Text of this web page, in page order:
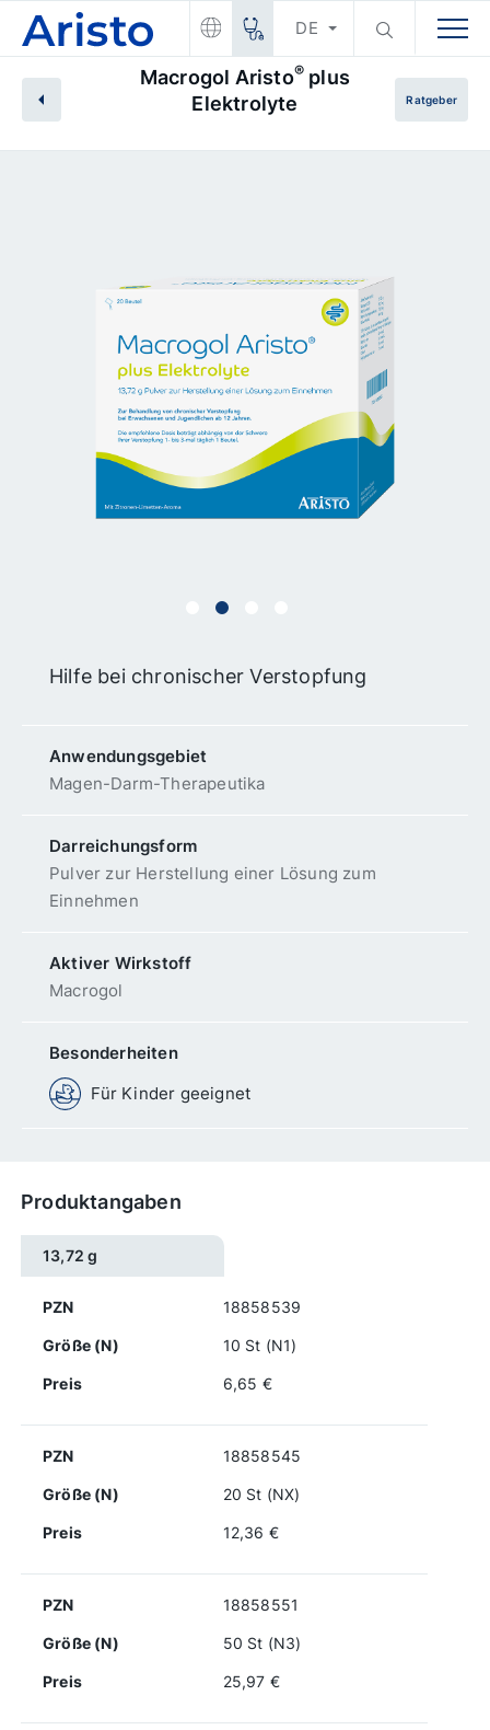
DE
Macrogol Aristo® plus
Elektrolyte
Ratgeber
Hilfe bei chronischer Verstopfung
Anwendungs­gebiet
Magen-Darm-Therapeutika
Darreichungsform
Pulver zur Herstellung einer Lösung zum
Einnehmen
Aktiver Wirkstoff
Macrogol
Besonderheiten
Für Kinder geeignet
Produktangaben
13,72 g
PZN 18858539
Größe (N) 10 St (N1)
Preis 6,65 €
PZN 18858545
Größe (N) 20 St (NX)
Preis 12,36 €
PZN 18858551
Größe (N) 50 St (N3)
Preis 25,97 €